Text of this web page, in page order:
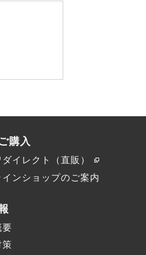
購入
イレクト（直販）
インショップのご案内
要
策